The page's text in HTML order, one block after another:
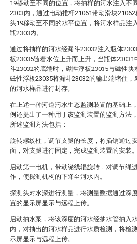
19移动至不同的位置，将抽样的河水注入不
2303内，通过电动推杆21061带动滑块21062
头19移动至不同的水平位置，将河水样品注
瓶2303内。
通过将抽样的河水经漏斗23032注入瓶体
板23035随着水位上升而上升，当瓶体23031
斗23032的底端时，磁性浮板23035与磁性块
磁性浮板23035将漏斗23032的输出端堵住，
的河水样品进行封存。
在上述一种河道污水生态监测装置的基础上
例还提出了一种用于该监测装置的监测方法
所述监测方法包括：
旋转螺纹柱，调节支腿的长度，将插销通过
面，对支腿进行固定，完成监测装置的安装。
启动第一电机，带动绕线辊旋转，对调节绳
作，使探测机构的下降至河水内。
探测头对水深进行测量，将测量数据通过深
置的显示屏显示与远程上传。
启动抽水泵，将该深度的河水经抽水管抽入
内，对抽出的河水样品进行水质检测，将检
示屏显示与远程上传。